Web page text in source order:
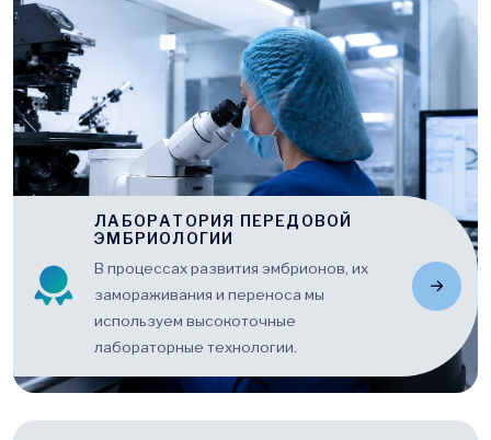
ЛАБОРАТОРИЯ ПЕРЕДОВОЙ
ЭМБРИОЛОГИИ
В процессах развития эмбрионов, их
замораживания и переноса мы
используем высокоточные
лабораторные технологии.